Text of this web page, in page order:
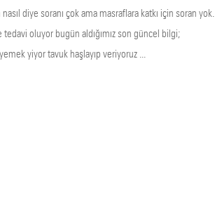
diye soranı çok ama masraflara katkı için soran yok.
tedavi oluyor bugün aldığımız son güncel bilgi;
yiyor tavuk haşlayıp veriyoruz ...